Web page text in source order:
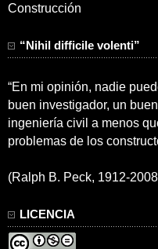
Construcción
“Nihil difficile volenti”
“En mi opinión, nadie
buen investigador, un
ingeniería civil a menos
problemas de los
(Ralph B. Peck, 1912-
LICENCIA